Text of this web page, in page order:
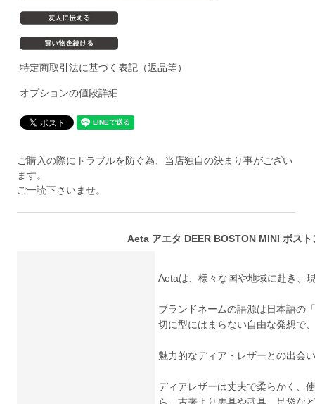
特定商取引法に基づく表記（返品等）
オプションの値段詳細
ご購入の際にトラブルを防ぐ為、当店独自の決まり事がござい
ます。
ご一読下さいませ。
Aeta アエタ DEER BOSTON MINI ボス
Aetaは、様々な国や地域に赴き、
ブランドネームの語源は日本語の
切に型にはまらない自由な発想で
魅力的なディア・レザーとの出会
ディアレザーは丈夫で柔らかく、